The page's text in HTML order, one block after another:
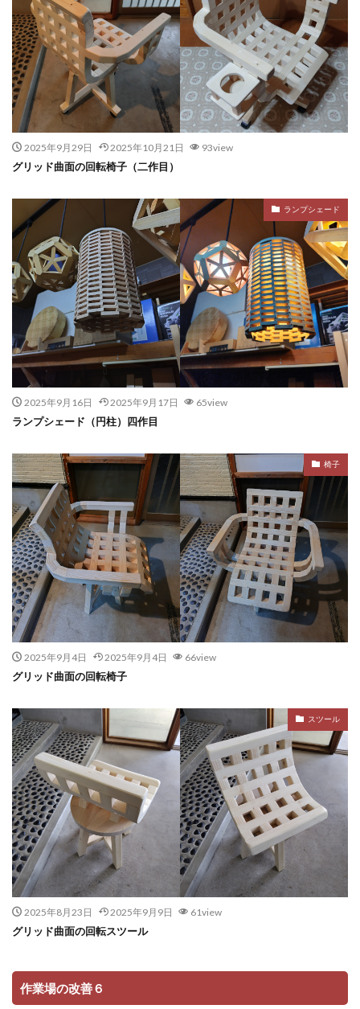
2025年9月29日 2025年10月21日 93view
グリッド曲面の回転椅子（二作目）
ランプシェード
2025年9月16日 2025年9月17日 65view
ランプシェード（円柱）四作目
椅子
2025年9月4日 2025年9月4日 66view
グリッド曲面の回転椅子
スツール
2025年8月23日 2025年9月9日 61view
グリッド曲面の回転スツール
作業場の改善６